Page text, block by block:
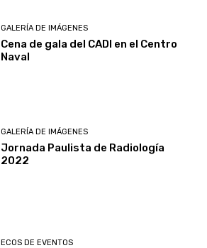
GALERÍA DE IMÁGENES
Cena de gala del CADI en el Centro
Naval
GALERÍA DE IMÁGENES
Jornada Paulista de Radiología
2022
ECOS DE EVENTOS